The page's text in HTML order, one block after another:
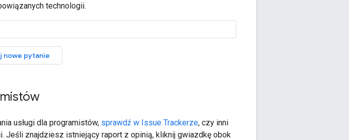
technologii.
nowe pytanie
usługi dla programistów, sprawdź w Issue Trackerze, czy inni
Jeśli znajdziesz istniejący raport z opinią, kliknij gwiazdkę obok